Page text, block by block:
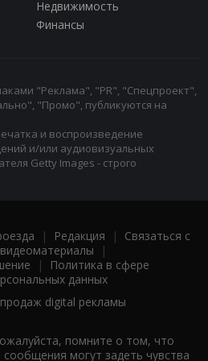
Недвижимость
Финансы
"Реклама", "PR", "Спецпроект",
"Промо", публикуются на
и воспроизведение
и/или аудиовизуальных
Getty Images - строго
| Редакция | Связаться с
|
|
Политика в сфере
данных
digital рекламы
помните о том, что
могут задеть чувства